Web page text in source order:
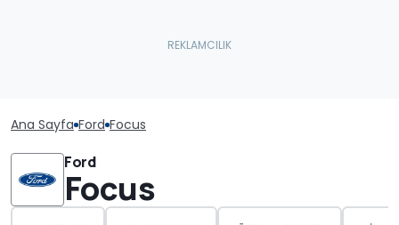
Ana Sayfa Ford Focus
Ford
Focus